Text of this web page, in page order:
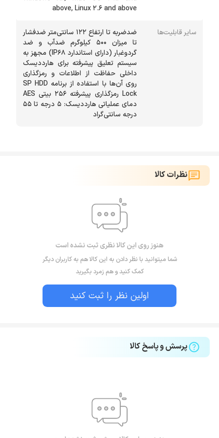
above, Linux 2.6 and above
سایر قابلیت‌ها
ضدضربه تا ارتفاع 122 سانتی‌متر ضدفشار
تا میزان 500 کیلوگرم ضدآب و ضد
گردوغبار (دارای استاندارد IP68) مجهز به
سیستم تعلیق پیشرفته برای هارددیسک
داخلی حفاظت از اطلاعات و رمزگذاری
روی آن‌ها با استفاده از برنامه SP HDD
Lock رمزگذاری پیشرفته 256 بیتی AES
دمای عملیاتی هارددیسک: 5 درجه تا 55
درجه سانتی‌گراد
نظرات کالا
هنوز روی این کالا نظری ثبت نشده است
شما میتوانید با نظر دادن به این کالا هم به کاربران دیگر
کمک کنید و هم زمرد بگیرید
اولین نظر را ثبت کنید
پرسش و پاسخ کالا